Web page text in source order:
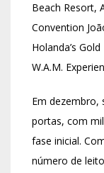
Beach Resort,
Convention
Holanda’s
W.A.M.
Em dezembro,
portas, com
fase inicial.
número de